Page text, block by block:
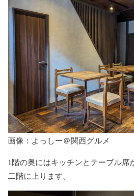
画像：よっしー＠関西グルメ
1階の奥にはキッチンとテーブル席
二階に上ります。